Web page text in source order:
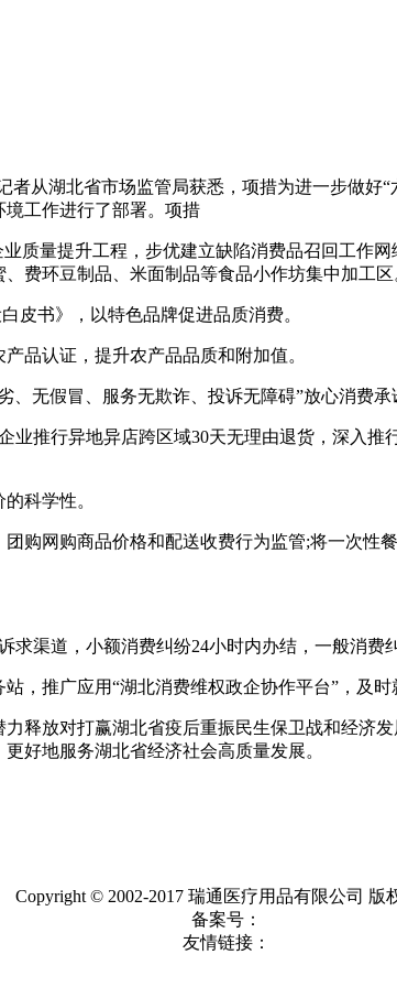
者从湖北省市场监管局获悉，项措为进一步做好“
工作进行了部署。项措
量提升工程，步优建立缺陷消费品召回工作
、费环豆制品、米面制品等食品小作坊集中加工区
书》，以特色品牌促进品质消费。
认证，提升农产品品质和附加值。
无假冒、服务无欺诈、投诉无障碍”放心消费承
推行异地异店跨区域30天无理由退货，深入推
科学性。
网购商品价格和配送收费行为监管;将一次性
渠道，小额消费纠纷24小时内办结，一般消费
推广应用“湖北消费维权政企协作平台”，及时
放对打赢湖北省疫后重振民生保卫战和经济
好地服务湖北省经济社会高质量发展。
Copyright © 2002-2017 瑞通医疗用品有限公司 版
备案号：
友情链接：